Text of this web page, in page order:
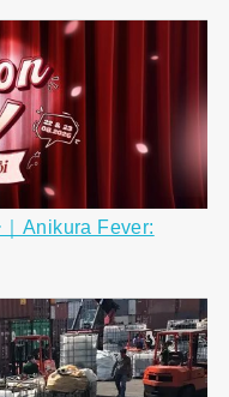
｜Anikura Fever: